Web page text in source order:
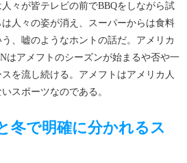
々が皆テレビの前でBBQをしながら試
人々の姿が消え、スーパーからは食料
、嘘のようなホントの話だ。アメリカ
はアメフトのシーズンが始まるや否や一
を流し続ける。アメフトはアメリカ人
スポーツなのである。
冬で明確に分かれるス